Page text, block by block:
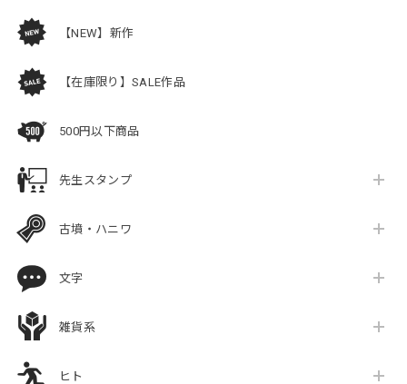
【NEW】新作
【在庫限り】SALE作品
500円以下商品
先生スタンプ
古墳・ハニワ
文字
雑貨系
ヒト